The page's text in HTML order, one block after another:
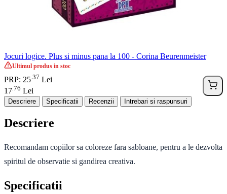
Jocuri logice. Plus si minus pana la 100 - Corina Beurenmeister
Ultimul produs in stoc
PRP: 25 37 Lei
17 76 Lei
Descriere Specificatii Recenzii Intrebari si raspunsuri
Descriere
Recomandam copiilor sa coloreze fara sabloane, pentru a le dezvolta
spiritul de observatie si gandirea creativa.
Specificatii